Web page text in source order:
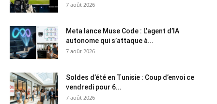
7 août 2026
Meta lance Muse Code : L’agent d’IA
autonome qui s’attaque à...
7 août 2026
Soldes d’été en Tunisie : Coup d’envoi ce
vendredi pour 6...
7 août 2026